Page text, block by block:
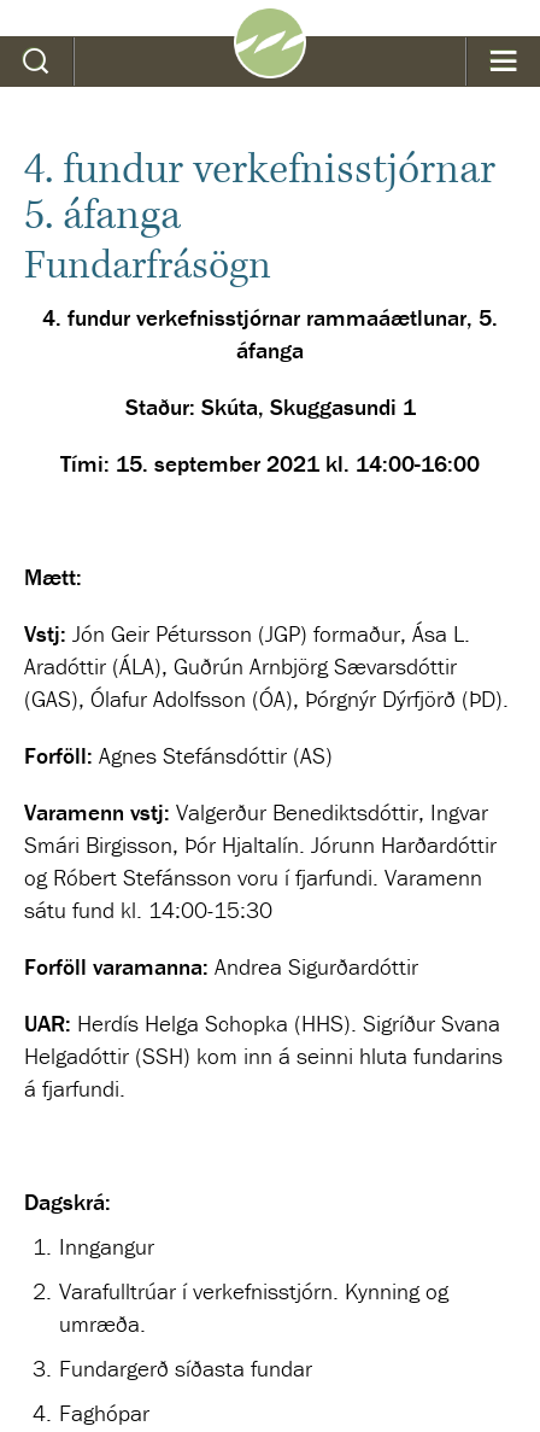
4. fundur verkefnisstjórnar
5. áfanga
Fundarfrásögn
4. fundur verkefnisstjórnar rammaáætlunar, 5.
áfanga
Staður: Skúta, Skuggasundi 1
Tími: 15. september 2021 kl. 14:00-16:00
Mætt:
Vstj: Jón Geir Pétursson (JGP) formaður, Ása L.
Aradóttir (ÁLA), Guðrún Arnbjörg Sævarsdóttir
(GAS), Ólafur Adolfsson (ÓA), Þórgnýr Dýrfjörð (ÞD).
Forföll: Agnes Stefánsdóttir (AS)
Varamenn vstj: Valgerður Benediktsdóttir, Ingvar
Smári Birgisson, Þór Hjaltalín. Jórunn Harðardóttir
og Róbert Stefánsson voru í fjarfundi. Varamenn
sátu fund kl. 14:00-15:30
Forföll varamanna: Andrea Sigurðardóttir
UAR: Herdís Helga Schopka (HHS). Sigríður Svana
Helgadóttir (SSH) kom inn á seinni hluta fundarins
á fjarfundi.
Dagskrá:
Inngangur
Varafulltrúar í verkefnisstjórn. Kynning og
umræða.
Fundargerð síðasta fundar
Faghópar